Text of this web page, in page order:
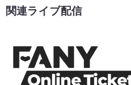
関連ライブ配信